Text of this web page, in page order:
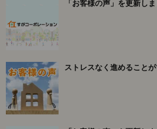
「お客様の声」を更新しま
ストレスなく進めること